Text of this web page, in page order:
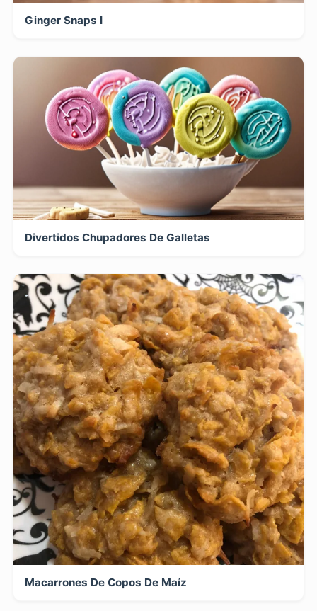
Ginger Snaps I
Divertidos Chupadores De Galletas
Macarrones De Copos De Maíz